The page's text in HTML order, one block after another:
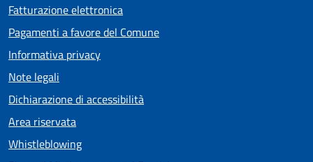
Fatturazione elettronica
Pagamenti a favore del Comune
Informativa privacy
Note legali
Dichiarazione di accessibilità
Area riservata
Whistleblowing